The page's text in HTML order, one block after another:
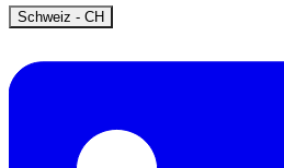
Schweiz - CHOpen